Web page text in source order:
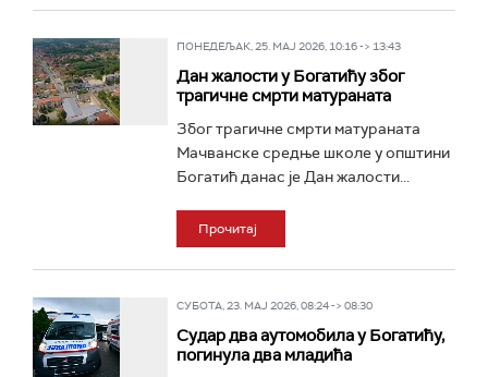
ПОНЕДЕЉАК, 25. МАЈ 2026, 10:16 -> 13:43
Дан жалости у Богатићу због
трагичне смрти матураната
Због трагичне смрти матураната
Мачванске средње школе у општини
Богатић данас је Дан жалости...
Прочитај
СУБОТА, 23. МАЈ 2026, 08:24 -> 08:30
Судар два аутомобила у Богатићу,
погинула два младића